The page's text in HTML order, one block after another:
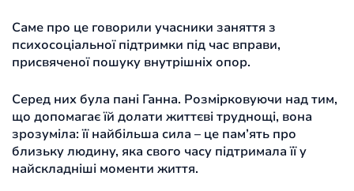
Саме про це говорили учасники заняття з
психосоціальної підтримки під час вправи,
присвяченої пошуку внутрішніх опор.
Серед них була пані Ганна. Розмірковуючи над тим,
що допомагає їй долати життєві труднощі, вона
зрозуміла: її найбільша сила – це пам’ять про
близьку людину, яка свого часу підтримала її у
найскладніші моменти життя.